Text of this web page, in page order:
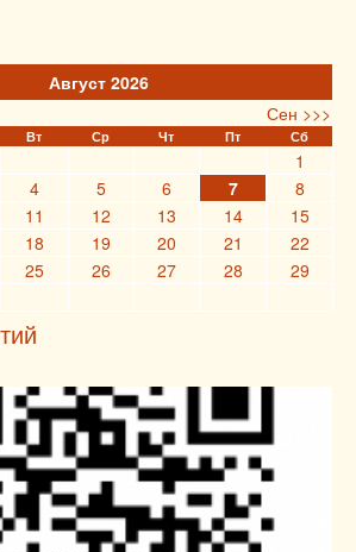
Август 2026
Сен >>>
Вт Ср Чт Пт Сб
1
4 5 6 7
8
11 12 13 14
15
18 19 20 21
22
25 26 27 28
29